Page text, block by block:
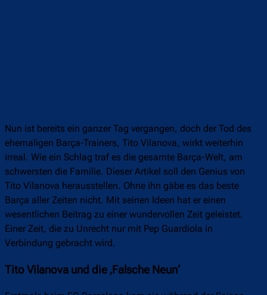
Nun ist bereits ein ganzer Tag vergangen, doch der Tod des
ehemaligen Barça-Trainers, Tito Vilanova, wirkt weiterhin
irreal. Wie ein Schlag traf es die gesamte Barça-Welt, am
schwersten die Familie. Dieser Artikel soll den Genius von
Tito Vilanova herausstellen. Ohne ihn gäbe es das beste
Barça aller Zeiten nicht. Mit seinen Ideen hat er einen
wesentlichen Beitrag zu einer wundervollen Zeit geleistet.
Einer Zeit, die zu Unrecht nur mit Pep Guardiola in
Verbindung gebracht wird.
Tito Vilanova und die ‚Falsche Neun‘